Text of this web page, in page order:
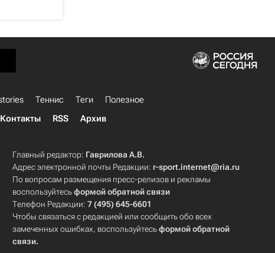
Теннис Теги
Полезное
Контакты RSS Архив
Главный редактор: Гаврилова А.В.
Адрес электронной почты Редакции: r-sport.internet@ria.ru
По вопросам размещения пресс-релизов и рекламы
воспользуйтесьформой обратной связи
Телефон Редакции:7 (495) 645-6601
Чтобы связаться с редакцией или сообщить обо всех
замеченных ошибках, воспользуйтесьформой обратной
связи.